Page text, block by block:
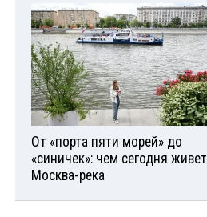
От «порта пяти морей» до
«синичек»: чем сегодня живет
Москва-река